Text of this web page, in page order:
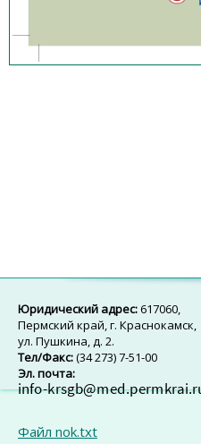
Юридический адрес:617060,
Пермский край, г. Краснокамск,
ул. Пушкина, д. 2.
Тел/Факс:(34 273) 7-51-00
Эл. почта:
Файл nok.txt